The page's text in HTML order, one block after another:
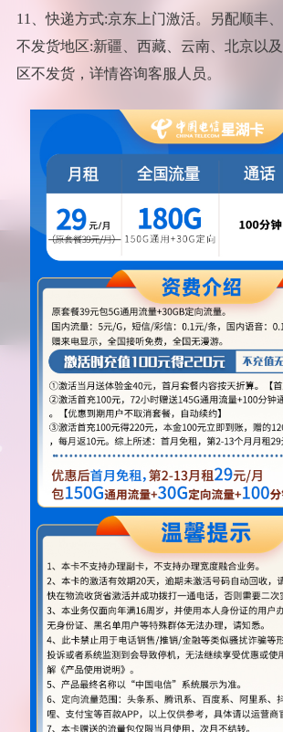
11、快递方式:京东上门激活。另配顺丰、
不发货地区:新疆、西藏、云南、北京以
区不发货，详情咨询客服人员。